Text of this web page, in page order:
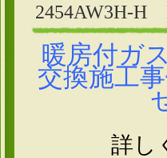
2454AW3H-H
暖房付ガ
交換施工
詳し